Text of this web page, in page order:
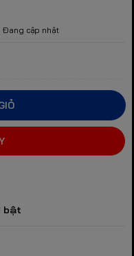
Đang cập nhật
bật